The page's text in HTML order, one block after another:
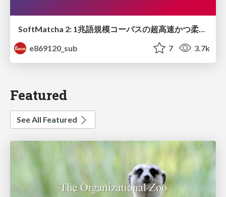
e869120_sub
7 3.7k
Featured
See All Featured